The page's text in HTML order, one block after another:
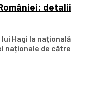
detalii
Hagi la națională
naționale de către